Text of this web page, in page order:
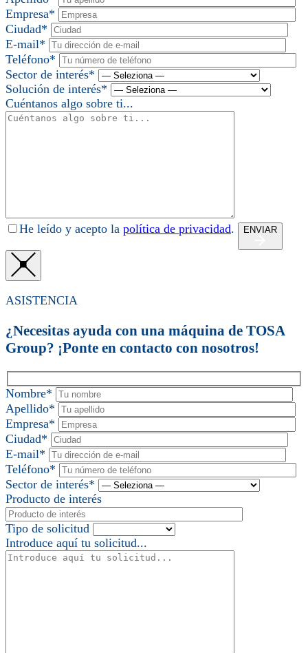
Empresa*
Ciudad*
E-mail*
Teléfono*
Sector de interés*
Solución de interés*
Cuéntanos algo sobre ti...
He leído y acepto la política de privacidad. ENVIAR
ASISTENCIA
¿Necesitas ayuda con una máquina de TOSA
Group? ¡Ponte en contacto con nosotros!
Nombre*
Apellido*
Empresa*
Ciudad*
E-mail*
Teléfono*
Sector de interés*
Producto de interés
Tipo de solicitud
Introduce aquí tu solicitud...